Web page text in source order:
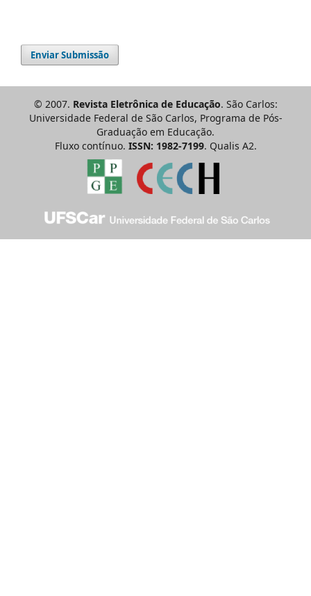
Enviar Submissão
© 2007. Revista Eletrônica de Educação. São Carlos:
Universidade Federal de São Carlos, Programa de Pós-
Graduação em Educação.
Fluxo contínuo. ISSN: 1982-7199. Qualis A2.